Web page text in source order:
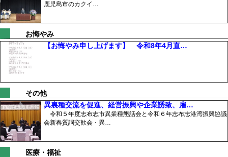
鹿児島市のカクイ…
お悔やみ
【お悔やみ申し上げます】 令和8年4月直…
その他
異裏種交流を促進、経営振興や企業誘致、雇…
令和５年度志布志市異業種懇話会と令和６年志布志港湾振興協議
会新春質詞交歓会・異…
医療・福祉